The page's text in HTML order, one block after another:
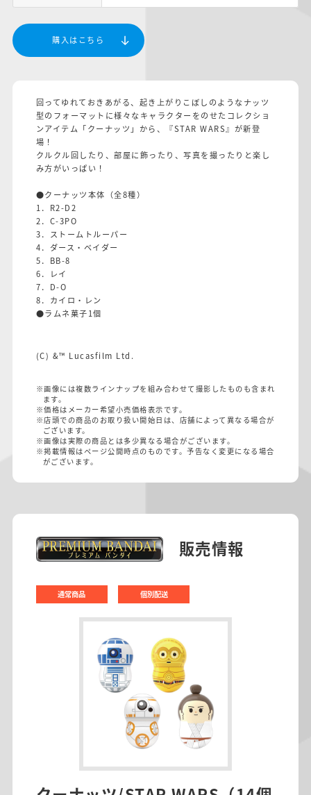
購入はこちら
回ってゆれておきあがる、起き上がりこぼしのようなナッツ
型のフォーマットに様々なキャラクターをのせたコレクショ
ンアイテム「クーナッツ」から、『STAR WARS』が新登
場！
クルクル回したり、部屋に飾ったり、写真を撮ったりと楽し
み方がいっぱい！
●クーナッツ本体（全8種）
1．R2-D2
2．C-3PO
3．ストームトルーパー
4．ダース・ベイダー
5．BB-8
6．レイ
7．D-O
8．カイロ・レン
●ラムネ菓子1個
(C) &™ Lucasfilm Ltd.
※画像には複数ラインナップを組み合わせて撮影したものも含まれ
ます。
※価格はメーカー希望小売価格表示です。
※店頭での商品のお取り扱い開始日は、店舗によって異なる場合が
ございます。
※画像は実際の商品とは多少異なる場合がございます。
※掲載情報はページ公開時点のものです。予告なく変更になる場合
がございます。
販売情報
通常商品 個別配送